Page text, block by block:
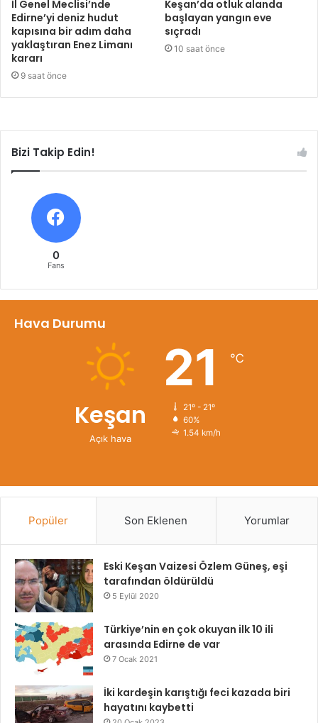
İl Genel Meclisi’nde
Edirne’yi deniz hudut
kapısına bir adım daha
yaklaştıran Enez Limanı
kararı
9 saat önce
Keşan’da otluk alanda
başlayan yangın eve
sıçradı
10 saat önce
Bizi Takip Edin!
0
Fans
Hava Durumu
Keşan
Açık hava
21 ℃
21º - 21º
60%
1.54 km/h
Popüler Son Eklenen Yorumlar
Eski Keşan Vaizesi Özlem Güneş, eşi
tarafından öldürüldü
5 Eylül 2020
Türkiye’nin en çok okuyan ilk 10 ili
arasında Edirne de var
7 Ocak 2021
İki kardeşin karıştığı feci kazada biri
hayatını kaybetti